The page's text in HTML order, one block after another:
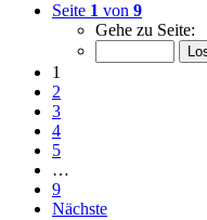
Seite 1 von 9
Gehe zu Seite:
1
2
3
4
5
…
9
Nächste